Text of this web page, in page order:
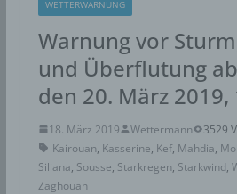
WETTERWARNUNG
Warnung vor
und Überflutung
den 20. März 2019,
18. März 2019 Wettermann
3529
Kairouan, Kasserine, Kef, Mahdia,
Siliana, Sousse, Starkregen, Starkwind,
Zaghouan
Rechte der
a) Recht auf
Jede betroffene Person hat das
Richtlinien- und Verordnungsgeber
von dem für die Verarbeitung
Bestätigung darüber zu verlangen,
personenbezogene Daten